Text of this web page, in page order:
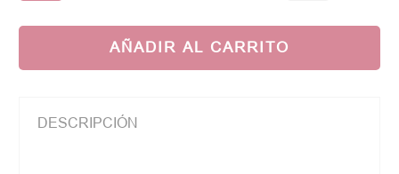
AÑADIR AL CARRITO
DESCRIPCIÓN